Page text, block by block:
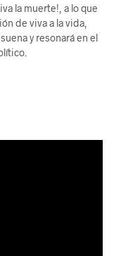
la muerte!, a lo que
de viva a la vida,
y resonará en el